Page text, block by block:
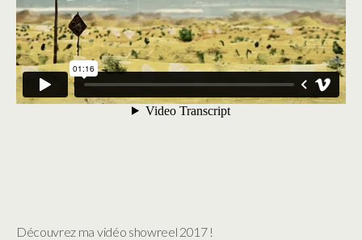
Découvrez ma vidéo showreel 2017 !